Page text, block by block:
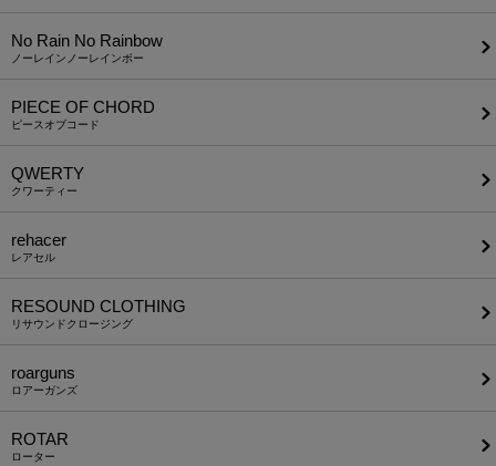
No Rain No Rainbow
ノーレインノーレインボー
PIECE OF CHORD
ピースオブコード
QWERTY
クワーティー
rehacer
レアセル
RESOUND CLOTHING
リサウンドクロージング
roarguns
ロアーガンズ
ROTAR
ローター